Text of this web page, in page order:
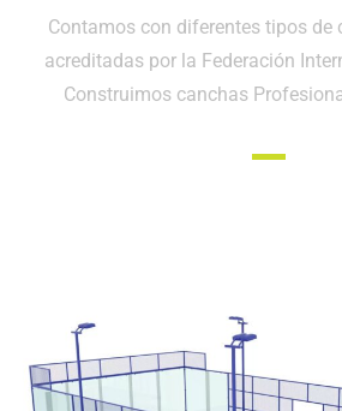
Contamos con diferentes tipos de
acreditadas por la Federación
Construimos canchas